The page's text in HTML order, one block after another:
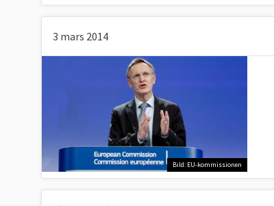
3 mars 2014
Bild: EU-kommissionen